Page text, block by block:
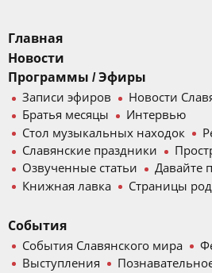
Главная
Новости
Программы / Эфиры
Записи эфиров
Новости
Братья месяцы
Интервью
Стол музыкальных находок
Славянские праздники
Озвученные статьи
Давайте
Книжная лавка
Страницы
События
События Славянского мира
Выступления